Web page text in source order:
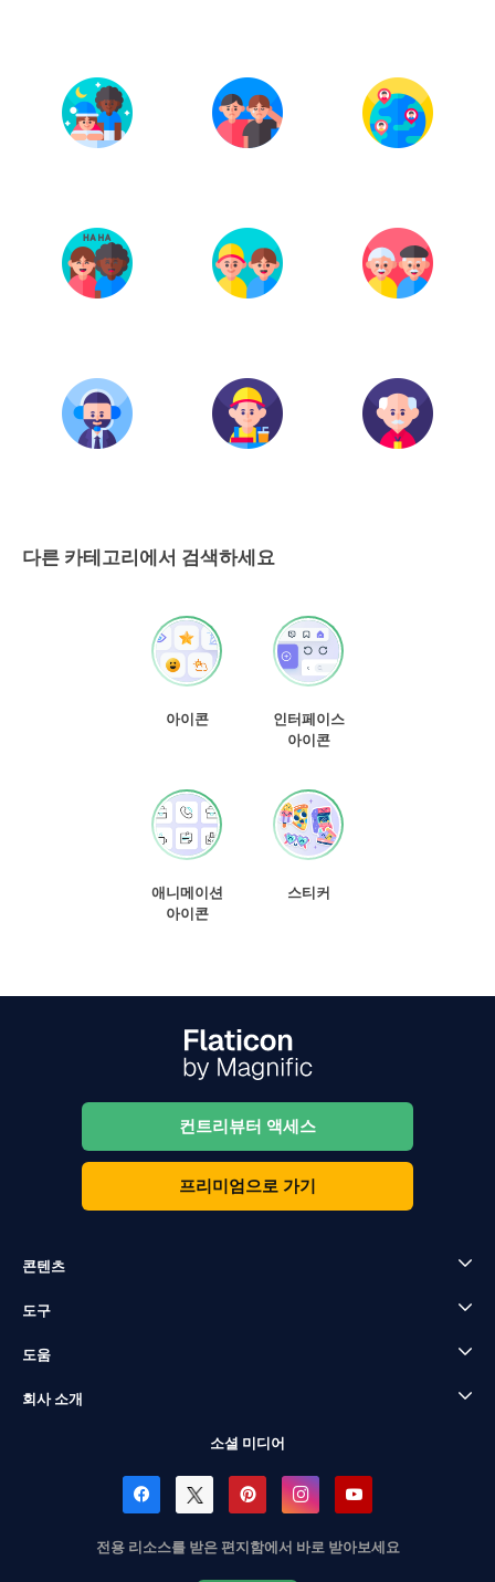
다른 카테고리에서 검색하세요
아이콘
인터페이스
아이콘
애니메이션
아이콘
스티커
컨트리뷰터 액세스
프리미엄으로 가기
콘텐츠
도구
도움
회사 소개
소셜 미디어
전용 리소스를 받은 편지함에서 바로 받아보세요